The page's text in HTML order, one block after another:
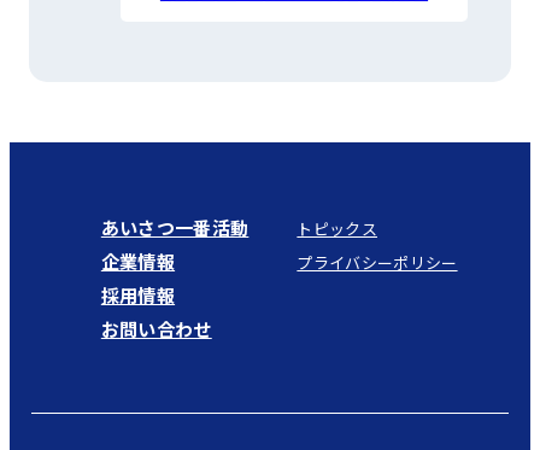
あいさつ一番活動
企業情報
採用情報
お問い合わせ
トピックス
プライバシーポリシー